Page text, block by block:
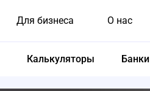
Для бизнеса О нас
Калькуляторы Банки